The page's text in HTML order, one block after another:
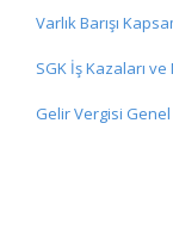
Varlık Barışı
SGK İş Kazaları
Gelir Vergisi